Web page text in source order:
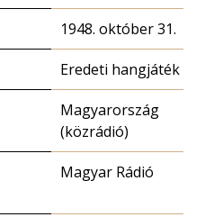
1948. október 31.
Eredeti hangjáték
Magyarország
(közrádió)
Magyar Rádió